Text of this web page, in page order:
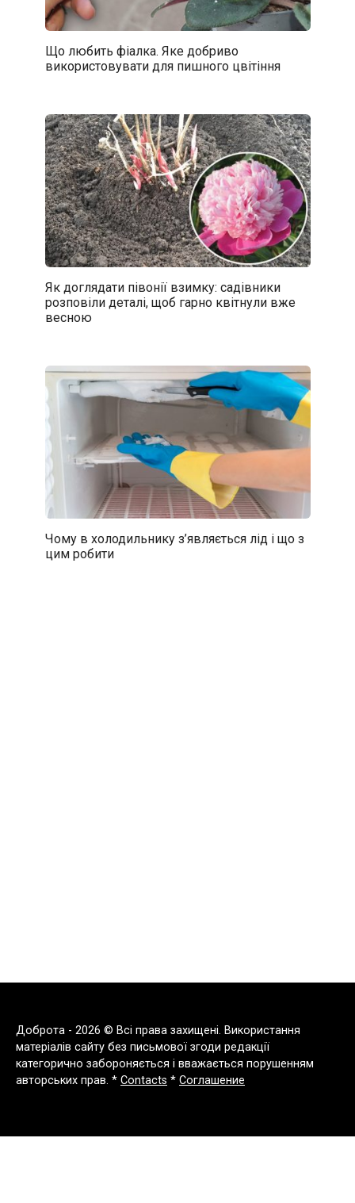
Що любить фіалка. Яке добриво
використовувати для пишного цвітіння
Як доглядати півонії взимку: садівники
розповіли деталі, щоб гарно квітнули вже
весною
Чому в холодильнику з’являється лід і що з
цим робити
Доброта - 2026 © Всі права захищені. Використання
матеріалів сайту без письмової згоди редакції
категорично забороняється і вважається порушенням
авторських прав. * Contacts * Соглашение